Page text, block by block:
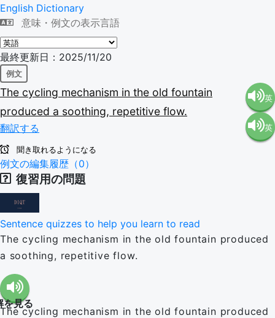
English Dictionary
意味・例文の表示言語
最終更新日：2025/11/20
例文
The cycling mechanism in the old fountain
produced a soothing, repetitive flow.
翻訳する
英
語（米
英
聞き取れるようになる
例文の編集履歴（0）
復習用の問題
Sentence quizzes to help you learn to read
The cycling mechanism in the old fountain produced
a soothing, repetitive flow.
を見る
The cycling mechanism in the old fountain produced